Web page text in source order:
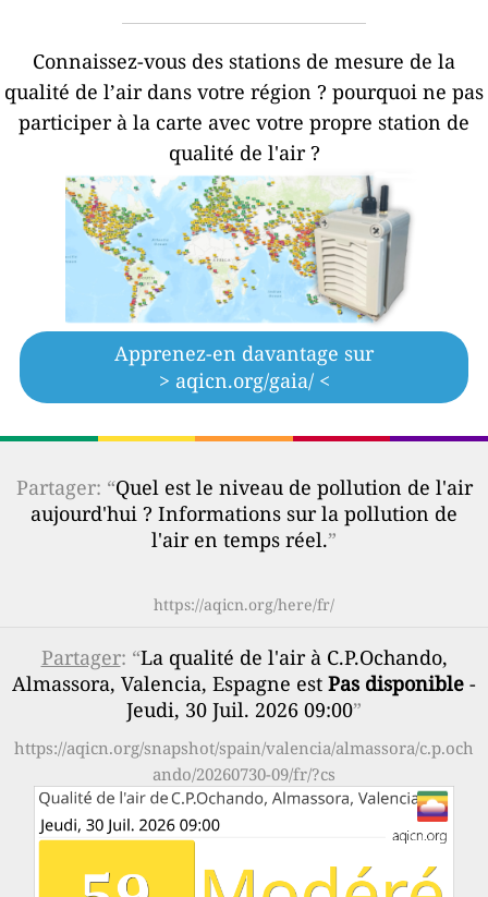
Connaissez-vous des stations de mesure de la
qualité de l’air dans votre région ? pourquoi ne pas
participer à la carte avec votre propre station de
qualité de l'air ?
Apprenez-en davantage sur
> aqicn.org/gaia/ <
Partager: “Quel est le niveau de pollution de l'air
aujourd'hui ? Informations sur la pollution de
l'air en temps réel.”
https://aqicn.org/here/fr/
Partager: “La qualité de l'air à C.P.Ochando,
Almassora, Valencia, Espagne est Pas disponible -
Jeudi, 30 Juil. 2026 09:00”
https://aqicn.org/snapshot/spain/valencia/almassora/c.p.och
ando/20260730-09/fr/?cs